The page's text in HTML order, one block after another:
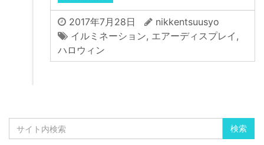
2017年7月28日
nikkentsuusyo
イルミネーション, エアーディスプレイ ,
ハロウィン